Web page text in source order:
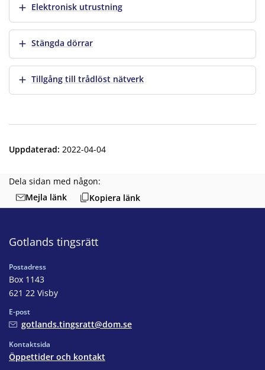
Visa merElektronisk utrustning
Visa merStängda dörrar
Visa merTillgång till trådlöst nätverk
Uppdaterad: 2022-04-04
Dela sidan med någon:
Mejla länk
Kopiera länk
Gotlands tingsrätt
Postadress
Box 1143
621 22 Visby
E-post
gotlands.tingsratt@dom.se
Kontaktsida
Öppettider och kontakt